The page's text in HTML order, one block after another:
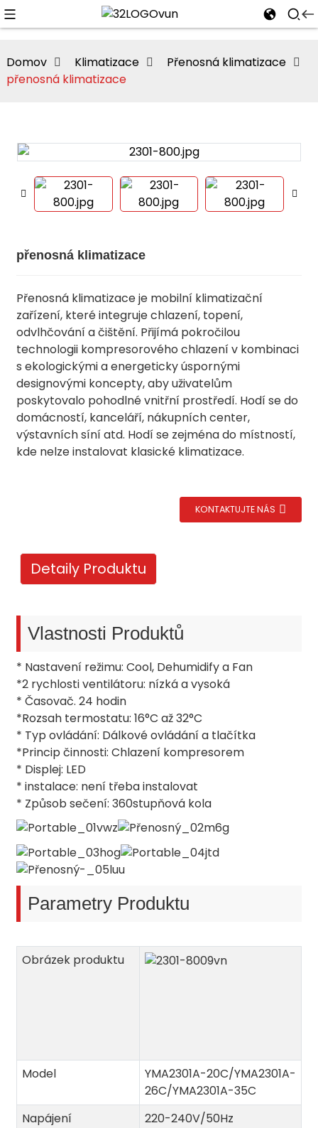
Domov Klimatizace
Přenosná klimatizace
přenosná klimatizace
přenosná klimatizace
Přenosná klimatizace je mobilní klimatizační
zařízení, které integruje chlazení, topení,
odvlhčování a čištění. Přijímá pokročilou
technologii kompresorového chlazení v kombinaci
s ekologickými a energeticky úspornými
designovými koncepty, aby uživatelům
poskytovalo pohodlné vnitřní prostředí. Hodí se do
domácností, kanceláří, nákupních center,
výstavních síní atd. Hodí se zejména do místností,
kde nelze instalovat klasické klimatizace.
KONTAKTUJTE NÁS
Detaily Produktu
Vlastnosti Produktů
* Nastavení režimu: Cool, Dehumidify a Fan
*2 rychlosti ventilátoru: nízká a vysoká
* Časovač. 24 hodin
*Rozsah termostatu: 16°C až 32°C
* Typ ovládání: Dálkové ovládání a tlačítka
*Princip činnosti: Chlazení kompresorem
* Displej: LED
* instalace: není třeba instalovat
* Způsob sečení: 360stupňová kola
Parametry Produktu
Obrázek produktu
Model
YMA2301A-20C/YMA2301A-
26C/YMA2301A-35C
Napájení
220-240V/50Hz